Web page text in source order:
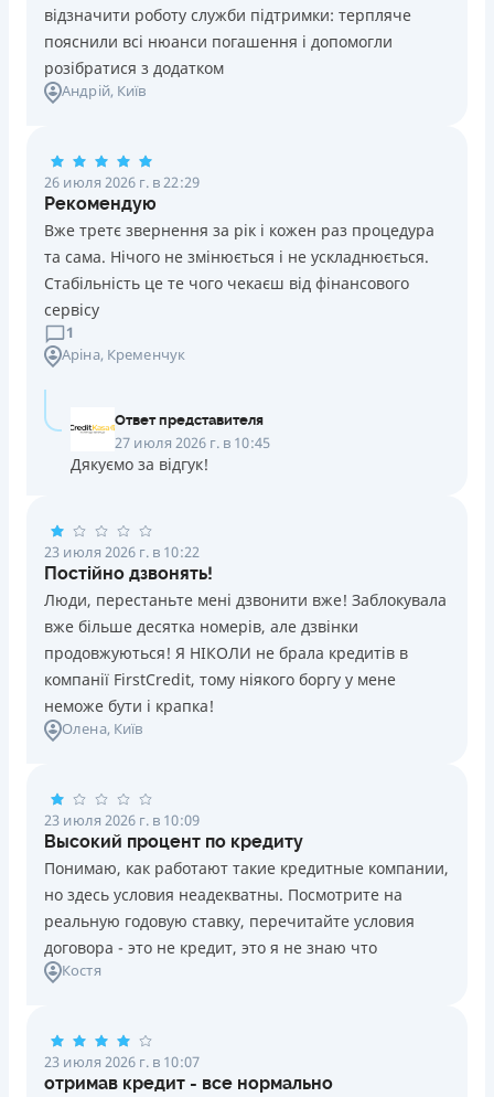
відзначити роботу служби підтримки: терпляче
пояснили всі нюанси погашення і допомогли
розібратися з додатком
Андрій, Київ
26 июля 2026 г. в 22:29
Рекомендую
Вже третє звернення за рік і кожен раз процедура
та сама. Нічого не змінюється і не ускладнюється.
Стабільність це те чого чекаєш від фінансового
сервісу
1
Аріна, Кременчук
Ответ представителя
27 июля 2026 г. в 10:45
Дякуємо за відгук!
23 июля 2026 г. в 10:22
Постійно дзвонять!
Люди, перестаньте мені дзвонити вже! Заблокувала
вже більше десятка номерів, але дзвінки
продовжуються! Я НІКОЛИ не брала кредитів в
компанії FirstCredit, тому ніякого боргу у мене
неможе бути і крапка!
Олена, Київ
23 июля 2026 г. в 10:09
Высокий процент по кредиту
Понимаю, как работают такие кредитные компании,
но здесь условия неадекватны. Посмотрите на
реальную годовую ставку, перечитайте условия
договора - это не кредит, это я не знаю что
Костя
23 июля 2026 г. в 10:07
отримав кредит - все нормально